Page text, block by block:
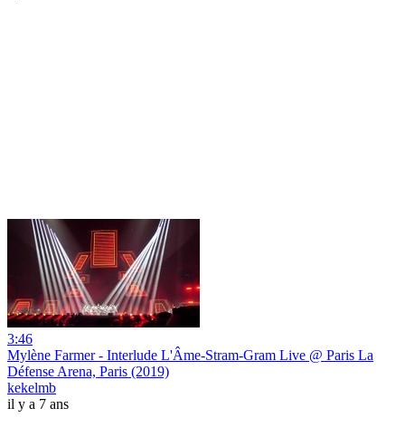
3:46
Mylène Farmer - Interlude L'Âme-Stram-Gram Live @ Paris La
Défense Arena, Paris (2019)
kekelmb
il y a 7 ans